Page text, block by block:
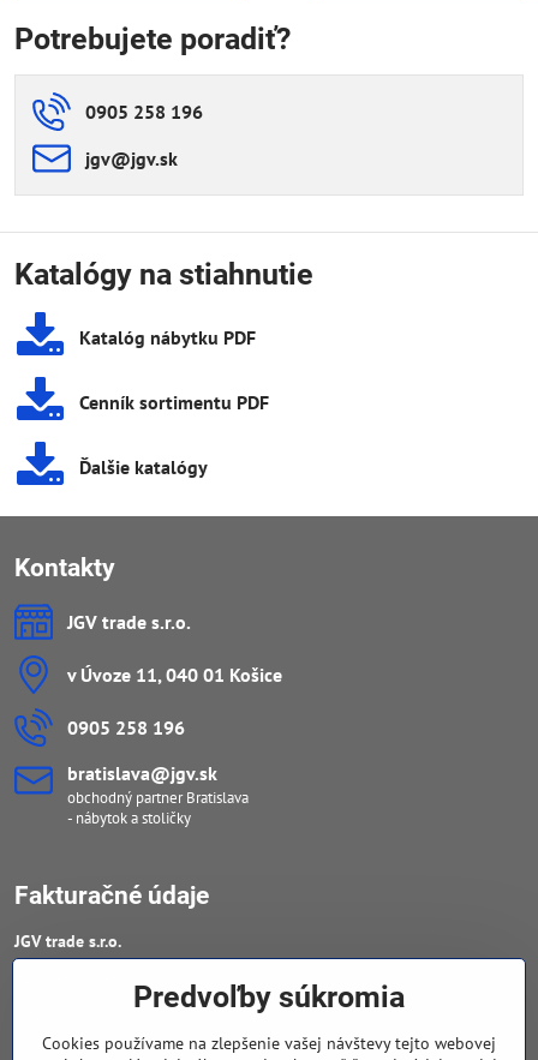
Potrebujete poradiť?
0905 258 196
jgv​@jgv​.sk
Katalógy na stiahnutie
Katalóg nábytku PDF
Cenník sortimentu PDF
Ďalšie katalógy
Kontakty
JGV trade s​.r​.o​.
v Úvoze 11, 040 01 Košice
0905 258 196
bratislava​@jgv​.sk
obchodný partner Bratislava
- nábytok a stoličky
Fakturačné údaje
JGV trade s​.r​.o​.
DIČ : 20223652906
IČ DPH : SK 2023652906
Predvoľby súkromia
Cookies používame na zlepšenie vašej návštevy tejto webovej